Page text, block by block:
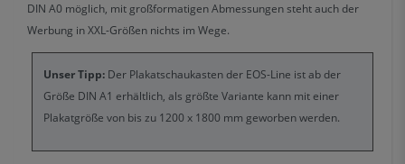
DIN A0 möglich, mit großformatigen Abmessungen steht auch der
Werbung in XXL-Größen nichts im Wege.
Unser Tipp: Der Plakatschaukasten der EOS-Line ist ab der
Größe DIN A1 erhältlich, als größte Variante kann mit einer
Plakatgröße von bis zu 1200 x 1800 mm geworben werden.